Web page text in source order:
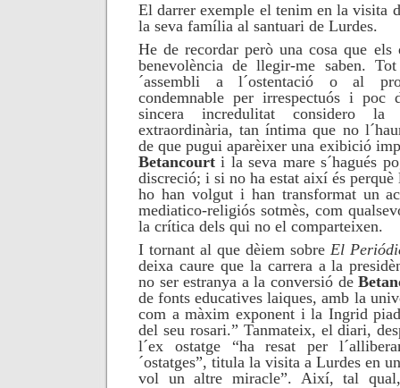
El darrer exemple el tenim en la visita
la seva família al santuari de Lurdes.
He de recordar però una cosa que
benevolència de llegir-me saben.
´assembli a l´ostentació o al
condemnable per irrespectuós i poc
sincera incredulitat considero
extraordinària, tan íntima que no
de que pugui aparèixer una exibició
Betancourti la seva mare s´hagués
discreció; i si no ha estat així és perquè
ho han volgut i han transformat un
mediatico-religiós sotmès, com
la crítica dels qui no el comparteixen.
I tornant al que dèiem sobre El
deixa caure que la carrera a la
no ser estranya a la conversió de
de fonts educatives laiques, amb la
com a màxim exponent i la Ingrid
del seu rosari.” Tanmateix, el diari,
l´ex ostatge “ha resat per
´ostatges”, titula la visita a Lurdes en
vol un altre miracle”. Així, tal